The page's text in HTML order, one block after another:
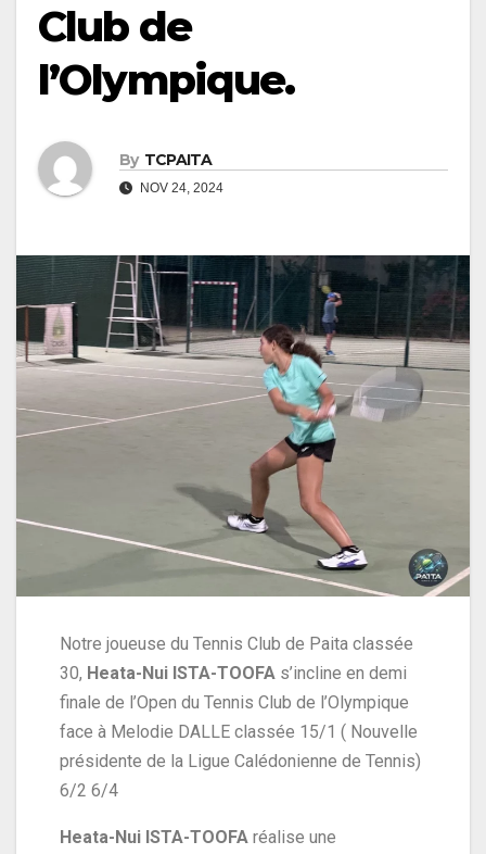
Club de
l’Olympique.
By TCPAITA
NOV 24, 2024
Notre joueuse du Tennis Club de Paita classée
30, Heata-Nui ISTA-TOOFA s’incline en demi
finale de l’Open du Tennis Club de l’Olympique
face à Melodie DALLE classée 15/1 ( Nouvelle
présidente de la Ligue Calédonienne de Tennis)
6/2 6/4
Heata-Nui ISTA-TOOFA réalise une